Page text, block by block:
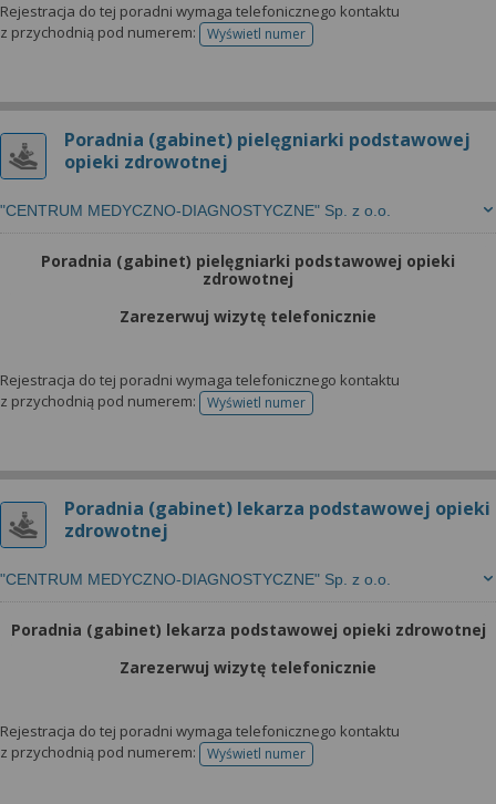
Rejestracja do tej poradni wymaga telefonicznego kontaktu
z przychodnią pod numerem:
Wyświetl numertelefonu do rejestracji
Poradnia (gabinet) pielęgniarki podstawowej
opieki zdrowotnej
"CENTRUM MEDYCZNO-DIAGNOSTYCZNE" Sp. z o.o.
Poradnia (gabinet) pielęgniarki podstawowej opieki
zdrowotnej
Zarezerwuj wizytę telefonicznie
Rejestracja do tej poradni wymaga telefonicznego kontaktu
z przychodnią pod numerem:
Wyświetl numertelefonu do rejestracji
Poradnia (gabinet) lekarza podstawowej opieki
zdrowotnej
"CENTRUM MEDYCZNO-DIAGNOSTYCZNE" Sp. z o.o.
Poradnia (gabinet) lekarza podstawowej opieki zdrowotnej
Zarezerwuj wizytę telefonicznie
Rejestracja do tej poradni wymaga telefonicznego kontaktu
z przychodnią pod numerem:
Wyświetl numertelefonu do rejestracji